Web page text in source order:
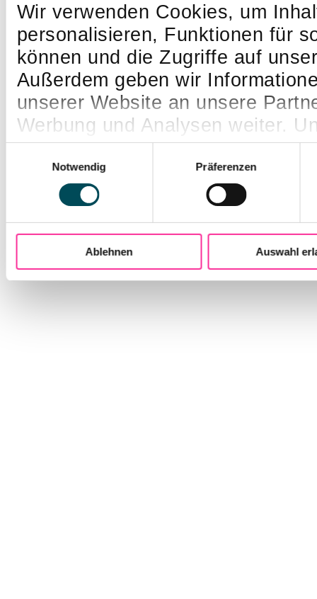
Wir verwenden Cookies, um
personalisieren, Funktionen für
können und die Zugriffe auf
Außerdem geben wir
unserer Website an unsere
Werbung und Analysen weiter.
Informationen möglicherweise
die Sie ihnen bereitgestellt
Nutzung der Dienste
Notwendig
Präferenzen
Ablehnen Auswahl